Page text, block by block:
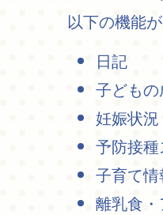
以下の機能
日記
子ども
妊娠状況
予防接
子育て情
離乳食